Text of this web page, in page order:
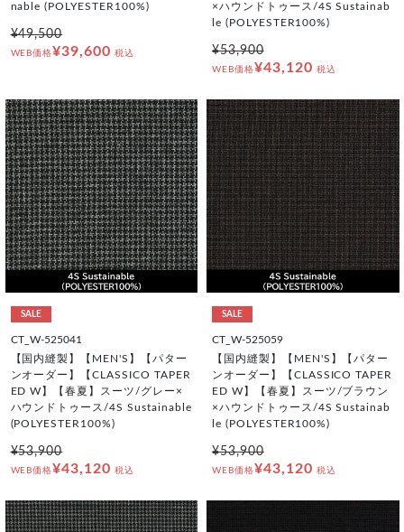
nable (POLYESTER100%)
¥49,500
WEB価格¥39,600 税込
×ハウンドトゥース/4S Sustainab
le (POLYESTER100%)
¥53,900
WEB価格¥43,120 税込
SALE
CT_W-525041
【国内縫製】【MEN'S】【パター
ンオーダー】【CLASSICO TAPER
ED W】【春夏】スーツ/グレー×
ハウンドトゥース/4S Sustainable
(POLYESTER100%)
¥53,900
WEB価格¥43,120 税込
SALE
CT_W-525059
【国内縫製】【MEN'S】【パター
ンオーダー】【CLASSICO TAPER
ED W】【春夏】スーツ/ブラウン
×ハウンドトゥース/4S Sustainab
le (POLYESTER100%)
¥53,900
WEB価格¥43,120 税込